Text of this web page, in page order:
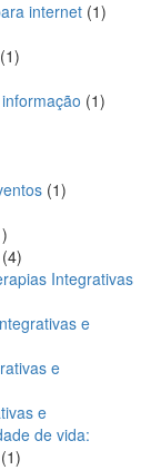
internet 11
11
11
11
1
produto
44
produtosIntegrativas
e
e
e
de vida:
11